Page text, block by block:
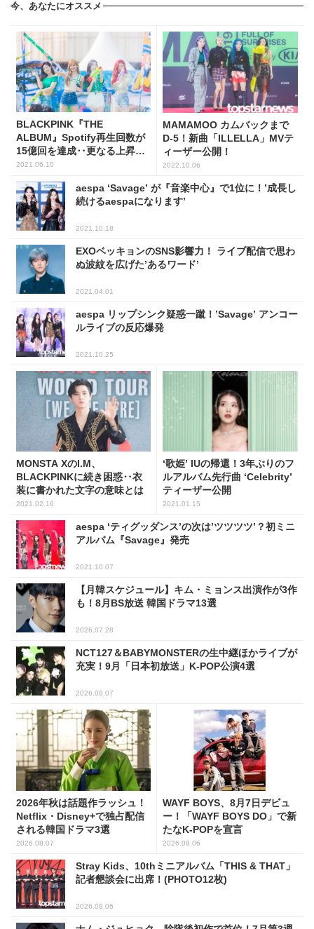
今、あなたにオススメ
BLACKPINK『THE
ALBUM』Spotify再生回数が
15億回を達成‥更なる上昇に
期待
2021.06.10
MAMAMOO カムバックまで
D-5！新曲「ILLELLA」MVテ
ィーザー公開！
2022.10.06
aespa ‘Savage’ が『音楽中心』で1位に！’成長し
続けるaespaになります’
2021.10.18
EXOベッキョンのSNS影響力！ ライブ配信で思わ
ぬ波紋を広げた’あるワード’
2021.04.01
aespa リップシンク疑惑一蹴！’Savage’ アンコー
ルライブの反応爆発
2021.10.25
MONSTA XのI.M、
BLACKPINKに続き困惑‥衣
装に書かれた文字の意味とは
2021.02.16
‘歌姫’ IUの帰還！3年ぶりのフ
ルアルバム先行曲 ‘Celebrity’
ティーザー公開
2021.01.15
aespa ‘ティグッダンス’の次は’ツツツツ’？初ミニ
アルバム『Savage』発売
2021.10.07
【月韓スケジュール】キム・ミョンス出演作が3作
も！8月BS放送 韓国ドラマ13選
2026.07.28
NCT127＆BABYMONSTERの生中継ほかライブが
充実！9月「日本初放送」K-POP公演4選
2026.08.07
2026年秋は話題作ラッシュ！
Netflix・Disney+で独占配信
される韓国ドラマ3選
2026.08.07
WAYF BOYS、8月7日デビュ
ー！「WAYF BOYS DO」で新
たなK-POPを宣言
2026.08.06
Stray Kids、10thミニアルバム「THIS & THAT」
記者懇談会に出席！(PHOTO12枚)
2026.08.06